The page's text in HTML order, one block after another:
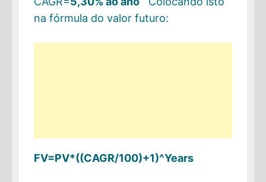
na fórmula do valor futuro:
FV=PV*((CAGR/100)+1)^Years